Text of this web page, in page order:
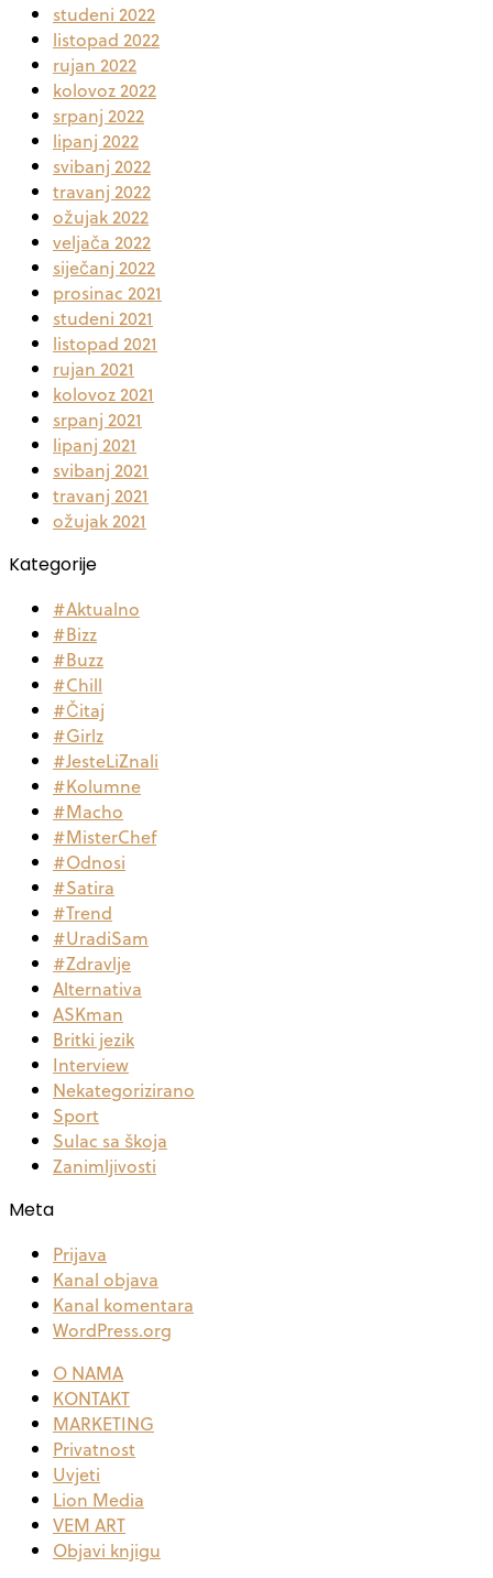
studeni 2022
listopad 2022
rujan 2022
kolovoz 2022
srpanj 2022
lipanj 2022
svibanj 2022
travanj 2022
ožujak 2022
veljača 2022
siječanj 2022
prosinac 2021
studeni 2021
listopad 2021
rujan 2021
kolovoz 2021
srpanj 2021
lipanj 2021
svibanj 2021
travanj 2021
ožujak 2021
Kategorije
#Aktualno
#Bizz
#Buzz
#Chill
#Čitaj
#Girlz
#JesteLiZnali
#Kolumne
#Macho
#MisterChef
#Odnosi
#Satira
#Trend
#UradiSam
#Zdravlje
Alternativa
ASKman
Britki jezik
Interview
Nekategorizirano
Sport
Sulac sa škoja
Zanimljivosti
Meta
Prijava
Kanal objava
Kanal komentara
WordPress.org
O NAMA
KONTAKT
MARKETING
Privatnost
Uvjeti
Lion Media
VEM ART
Objavi knjigu